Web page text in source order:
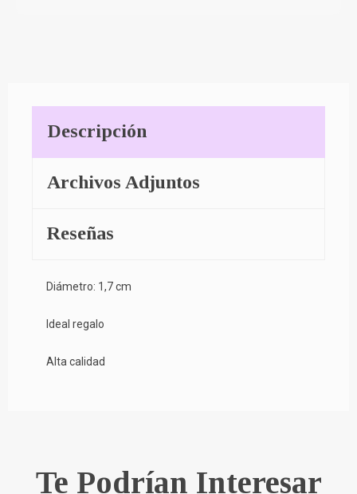
Descripción
Archivos Adjuntos
Reseñas
Diámetro: 1,7 cm
Ideal regalo
Alta calidad
Te Podrían Interesar